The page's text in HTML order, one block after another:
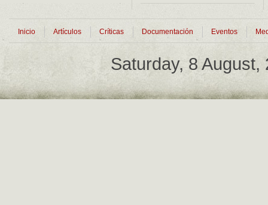
Inicio Artículos Críticas Documentación Eventos
Saturday, 8